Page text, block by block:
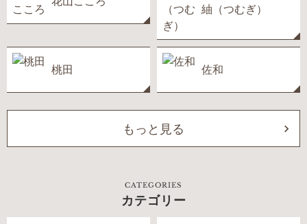
紬（つむぎ）
桃田 佐和
もっと見る
CATEGORIES
カテゴリー